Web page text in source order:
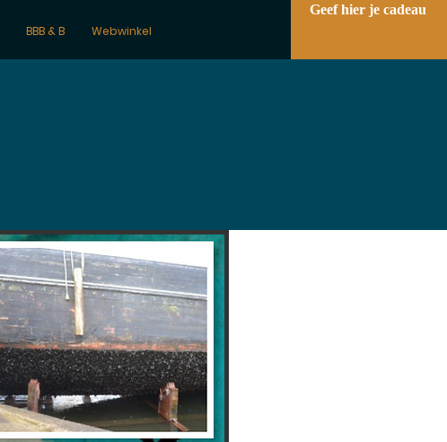
BBB & B Webwinkel
Geef hier je cadeau